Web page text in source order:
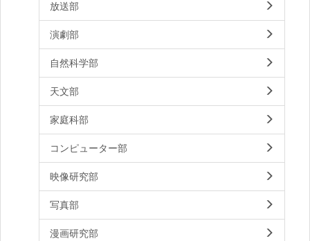
放送部
演劇部
自然科学部
天文部
家庭科部
コンピューター部
映像研究部
写真部
漫画研究部